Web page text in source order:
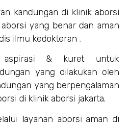
kandungan di klinik aborsi
yang benar dan aman
ilmu kedokteran .
aspirasi & kuret untuk
yang dilakukan oleh
yang berpengalaman
di klinik aborsi jakarta.
layanan aborsi aman di